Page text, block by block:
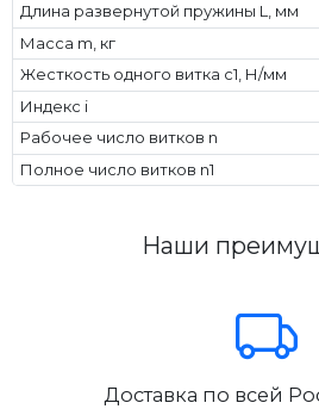
Длина развернутой пружины L, мм
Масса m, кг
Жесткость одного витка c1, Н/мм
Индекс i
Рабочее число витков n
Полное число витков n1
Наши
Доставка по всей